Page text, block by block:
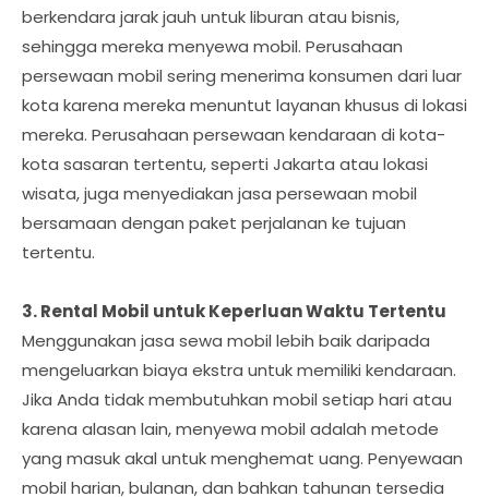
berkendara jarak jauh untuk liburan atau bisnis,
sehingga mereka menyewa mobil. Perusahaan
persewaan mobil sering menerima konsumen dari luar
kota karena mereka menuntut layanan khusus di lokasi
mereka. Perusahaan persewaan kendaraan di kota-
kota sasaran tertentu, seperti Jakarta atau lokasi
wisata, juga menyediakan jasa persewaan mobil
bersamaan dengan paket perjalanan ke tujuan
tertentu.
3. Rental Mobil untuk Keperluan Waktu Tertentu
Menggunakan jasa sewa mobil lebih baik daripada
mengeluarkan biaya ekstra untuk memiliki kendaraan.
Jika Anda tidak membutuhkan mobil setiap hari atau
karena alasan lain, menyewa mobil adalah metode
yang masuk akal untuk menghemat uang. Penyewaan
mobil harian, bulanan, dan bahkan tahunan tersedia